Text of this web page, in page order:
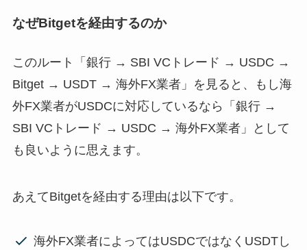
なぜBitgetを経由するのか
このルート「銀行 → SBI VCトレード → USDC →
Bitget → USDT → 海外FX業者」を見ると、もし海
外FX業者がUSDCに対応しているなら「銀行 →
SBI VCトレード → USDC → 海外FX業者」として
も良いように思えます。
あえてBitgetを経由する理由は以下です。
海外FX業者によってはUSDCではなくUSDTし